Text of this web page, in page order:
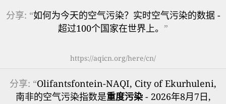
分享: “如何为今天的空气污染？实时空气污染的数据 -
超过100个国家在世界上。 ”
https://aqicn.org/here/cn/
分享: “Olifantsfontein-NAQI, City of Ekurhuleni,
南非的空气污染指数是重度污染- 2026年8月7日,